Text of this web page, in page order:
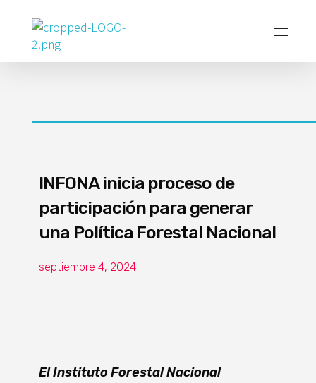
Poder Agropecuario
INFONA inicia proceso de
participación para generar
una Política Forestal Nacional
septiembre 4, 2024
El Instituto Forestal Nacional